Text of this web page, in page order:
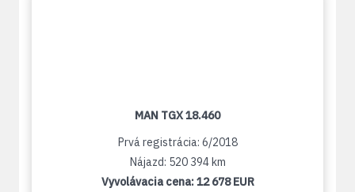
MAN TGX 18.460
Prvá registrácia: 6/2018
Nájazd: 520 394 km
Vyvolávacia cena:12 678 EUR